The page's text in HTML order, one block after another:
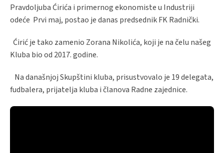
Pravdoljuba Ćirića i primernog ekonomiste u Industriji
odeće Prvi maj, postao je danas predsednik FK Radnički.
Ćirić je tako zamenio Zorana Nikolića, koji je na čelu našeg
Kluba bio od 2017. godine.
Na današnjoj Skupštini kluba, prisustvovalo je 19 delegata,
fudbalera, prijatelja kluba i članova Radne zajednice.